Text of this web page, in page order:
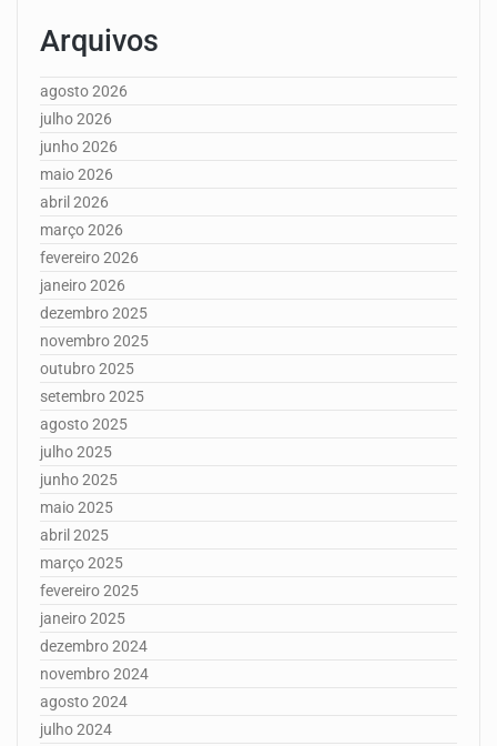
Arquivos
agosto 2026
julho 2026
junho 2026
maio 2026
abril 2026
março 2026
fevereiro 2026
janeiro 2026
dezembro 2025
novembro 2025
outubro 2025
setembro 2025
agosto 2025
julho 2025
junho 2025
maio 2025
abril 2025
março 2025
fevereiro 2025
janeiro 2025
dezembro 2024
novembro 2024
agosto 2024
julho 2024